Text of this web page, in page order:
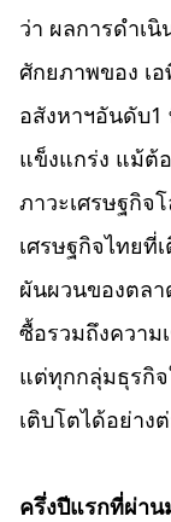
ว่า ผลการดำเ
ศักยภาพของ เ
อสังหาฯอันดับ1
แข็งแกร่ง แม้ต้
ภาวะเศรษฐกิจ
เศรษฐกิจไทยที่
ผันผวนของตล
ซื้อรวมถึงความ
แต่ทุกกลุ่มธุรกิจ
เติบโตได้อย่าง
ครึ่งปีแรกที่ผ่าน